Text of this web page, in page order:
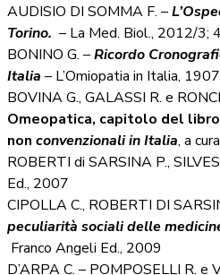
AUDISIO DI SOMMA F. –
Torino. – La Med. Biol., 2012/3;
BONINO G. –Ricordo
Italia – L’Omiopatia in Italia,
BOVINA G., GALASSI R. e
Omeopatica, capitolo del
non convenzionali in Italia, a
ROBERTI di SARSINA P.,
Ed., 2007
CIPOLLA C., ROBERTI DI
peculiarità sociali delle
Franco Angeli Ed., 2009
D’ARPA C. – POMPOSELLI R. e